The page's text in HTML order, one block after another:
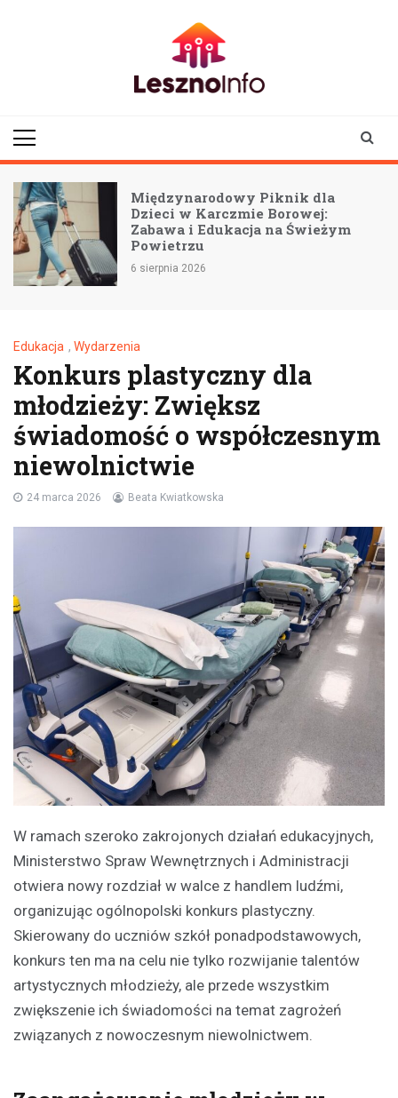
Międzynarodowy Piknik dla
Dzieci w Karczmie Borowej:
Zabawa i Edukacja na Świeżym
Powietrzu
6 sierpnia 2026
Edukacja , Wydarzenia
Konkurs plastyczny dla
młodzieży: Zwiększ
świadomość o współczesnym
niewolnictwie
24 marca 2026 Beata Kwiatkowska
W ramach szeroko zakrojonych działań edukacyjnych,
Ministerstwo Spraw Wewnętrznych i Administracji
otwiera nowy rozdział w walce z handlem ludźmi,
organizując ogólnopolski konkurs plastyczny.
Skierowany do uczniów szkół ponadpodstawowych,
konkurs ten ma na celu nie tylko rozwijanie talentów
artystycznych młodzieży, ale przede wszystkim
zwiększenie ich świadomości na temat zagrożeń
związanych z nowoczesnym niewolnictwem.